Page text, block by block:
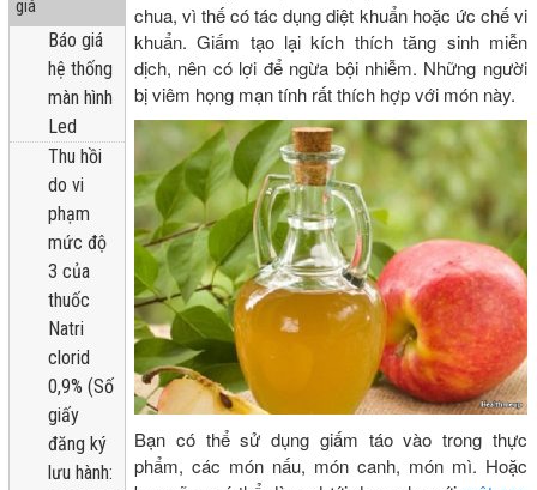
giá
Báo giá
hệ thống
màn hình
Led
Thu hồi
do vi
phạm
mức độ
3 của
thuốc
Natri
clorid
0,9% (Số
giấy
đăng ký
lưu hành:
chua, vì thế có tác dụng diệt khuẩn hoặc ức chế vi
khuẩn. Giấm tạo lại kích thích tăng sinh miễn
dịch, nên có lợi để ngừa bội nhiễm. Những người
bị viêm họng mạn tính rất thích hợp với món này.
Bạn có thể sử dụng giấm táo vào trong thực
phẩm, các món nấu, món canh, món mì. Hoặc